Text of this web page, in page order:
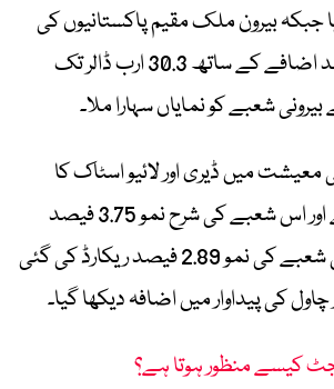
جبکہ بیرون ملک مقیم پاکستانیوں کی
ترسیلات زر 8.2 فیصد اضافے کے ساتھ 30.3 ارب ڈالر تک
شعبے کو نمایاں سہارا ملا۔
معیشت میں ڈیری اور لائیو اسٹاک کا
کردار انتہائی اہم ہے اور اس شعبے کی شرح نمو 3.75 فیصد
رہی۔ مجموعی زرعی شعبے کی نمو 2.89 فیصد ریکارڈ کی گئی
کی پیداوار میں اضافہ دیکھا گیا۔
کیسے منظور ہوتا ہے؟